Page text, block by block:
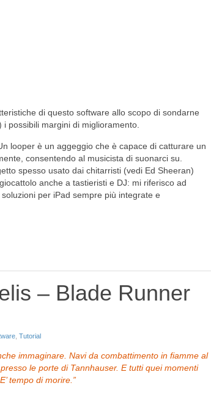
di questo software allo scopo di sondarne
i possibili margini di miglioramento.
looper è un aggeggio che è capace di catturare un
consentendo al musicista di suonarci su.
spesso usato dai chitarristi (vedi Ed Sheeran)
anche a tastieristi e DJ: mi riferisco ad
per iPad sempre più integrate e
– Blade Runner
Tutorial
immaginare. Navi da combattimento in fiamme al
le porte di Tannhauser. E tutti quei momenti
tempo di morire.”